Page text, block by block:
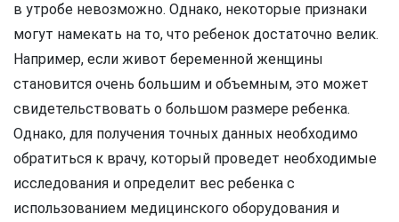
в утробе невозможно. Однако, некоторые признаки
могут намекать на то, что ребенок достаточно велик.
Например, если живот беременной женщины
становится очень большим и объемным, это может
свидетельствовать о большом размере ребенка.
Однако, для получения точных данных необходимо
обратиться к врачу, который проведет необходимые
исследования и определит вес ребенка с
использованием медицинского оборудования и